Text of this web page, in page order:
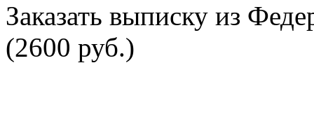
Заказать выписку из
(2600 руб.)